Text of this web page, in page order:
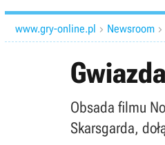
www.gry-online.pl  Newsroom 
Obsada filmu
Skarsgarda,